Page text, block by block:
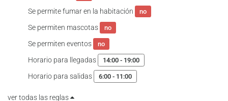
Se permite fumar en la habitación no
Se permiten mascotas no
Se permiten eventos no
Horario para llegadas 14:00 - 19:00
Horario para salidas 6:00 - 11:00
ver todas las reglas